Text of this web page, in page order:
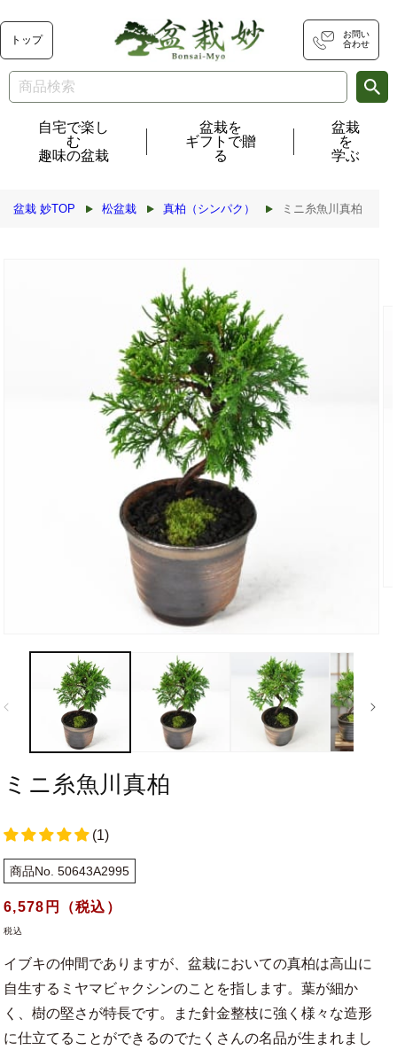
ンツに
進む
トップ
お問い
合わせ
自宅で楽し
む
趣味の盆栽
盆栽を
ギフトで贈
る
盆栽
を
学ぶ
盆栽 妙TOP 松盆栽 真柏（シンパク） ミニ糸魚川真柏
ミニ糸魚川真柏
(1)
商品No. 50643A2995
通
常
格
6,578 円（税込）
税込
イブキの仲間でありますが、盆栽においての真柏は高山に
自生するミヤマビャクシンのことを指します。葉が細か
く、樹の堅さが特長です。また針金整枝に強く様々な造形
に仕立てることができるのでたくさんの名品が生まれまし